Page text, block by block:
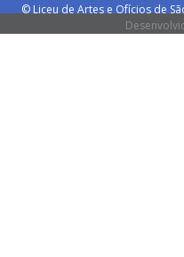
© Liceu de Artes e Ofícios de